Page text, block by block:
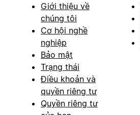
Giới thiệu về
chúng tôi
Cơ hội nghề
nghiệp
Bảo mật
Trạng thái
Điều khoản và
quyền riêng tư
Quyền riêng tư